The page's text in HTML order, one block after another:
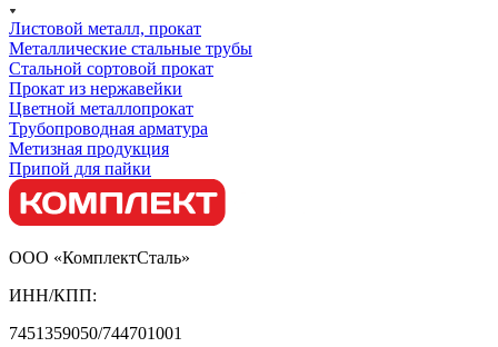
Листовой металл, прокат
Металлические стальные трубы
Стальной сортовой прокат
Прокат из нержавейки
Цветной металлопрокат
Трубопроводная арматура
Метизная продукция
Припой для пайки
ООО «КомплектСталь»
ИНН/КПП:
7451359050/744701001